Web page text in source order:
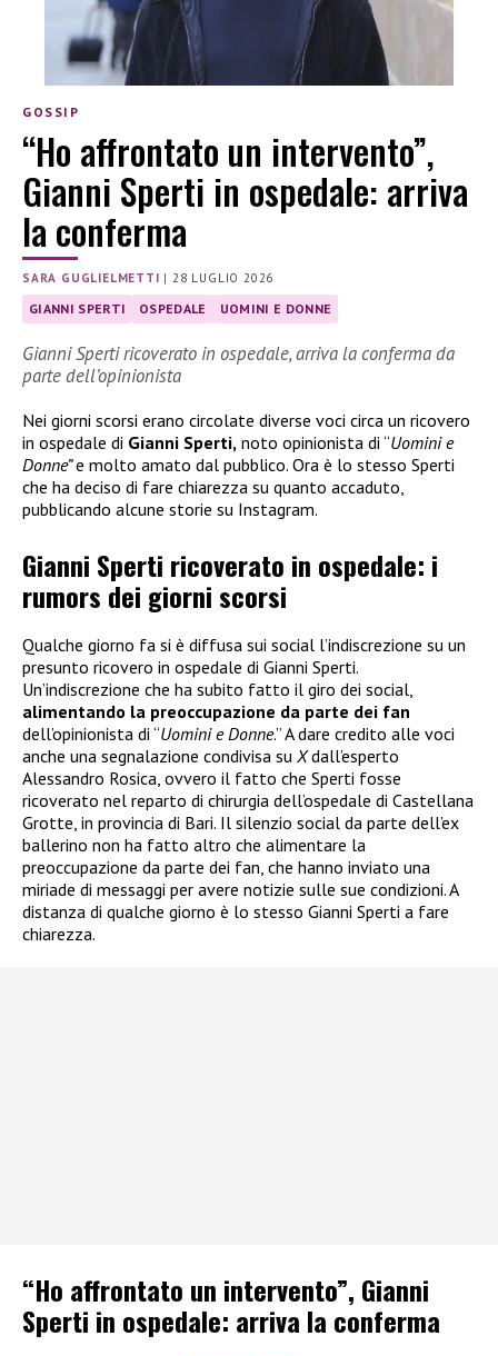
GOSSIP
“Ho affrontato un intervento”,
Gianni Sperti in ospedale: arriva
la conferma
SARA GUGLIELMETTI | 28 LUGLIO 2026
GIANNI SPERTI OSPEDALE UOMINI E DONNE
Gianni Sperti ricoverato in ospedale, arriva la conferma da
parte dell’opinionista
Nei giorni scorsi erano circolate diverse voci circa un ricovero
in ospedale di Gianni Sperti, noto opinionista di “Uomini e
Donne”e molto amato dal pubblico. Ora è lo stesso Sperti
che ha deciso di fare chiarezza su quanto accaduto,
pubblicando alcune storie su Instagram.
Gianni Sperti ricoverato in ospedale: i
rumors dei giorni scorsi
Qualche giorno fa si è diffusa sui social l’indiscrezione su un
presunto ricovero in ospedale di Gianni Sperti.
Un’indiscrezione che ha subito fatto il giro dei social,
alimentando la preoccupazione da parte dei fan
dell’opinionista di “Uomini e Donne.” A dare credito alle voci
anche una segnalazione condivisa su Xdall’esperto
Alessandro Rosica, ovvero il fatto che Sperti fosse
ricoverato nel reparto di chirurgia dell’ospedale di Castellana
Grotte, in provincia di Bari. Il silenzio social da parte dell’ex
ballerino non ha fatto altro che alimentare la
preoccupazione da parte dei fan, che hanno inviato una
miriade di messaggi per avere notizie sulle sue condizioni. A
distanza di qualche giorno è lo stesso Gianni Sperti a fare
chiarezza.
“Ho affrontato un intervento”, Gianni
Sperti in ospedale: arriva la conferma